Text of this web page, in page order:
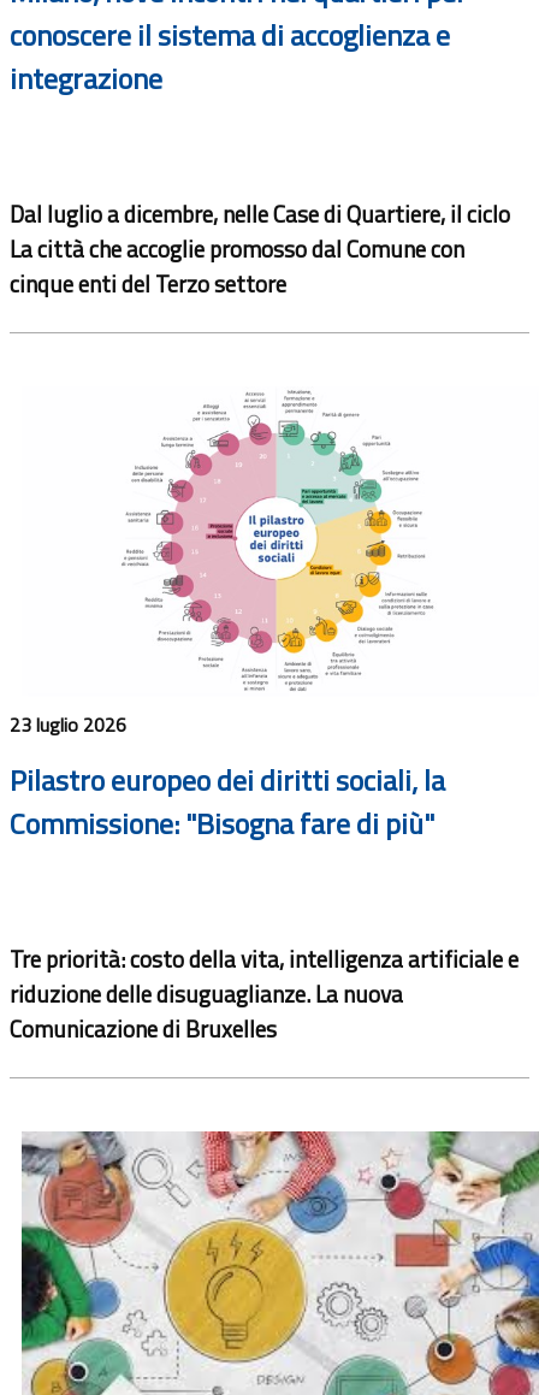
conoscere il sistema di accoglienza e
integrazione
Dal luglio a dicembre, nelle Case di Quartiere, il ciclo
La città che accoglie promosso dal Comune con
cinque enti del Terzo settore
23 luglio 2026
Pilastro europeo dei diritti sociali, la
Commissione: "Bisogna fare di più"
Tre priorità: costo della vita, intelligenza artificiale e
riduzione delle disuguaglianze. La nuova
Comunicazione di Bruxelles